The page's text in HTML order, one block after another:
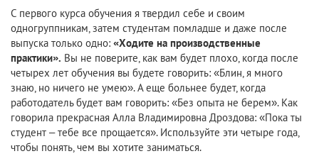
С первого курса обучения я твердил себе и своим
одногруппникам, затем студентам помладше и даже после
выпуска только одно: «Ходите на производственные
практики». Вы не поверите, как вам будет плохо, когда после
четырех лет обучения вы будете говорить: «Блин, я много
знаю, но ничего не умею». А еще больнее будет, когда
работодатель будет вам говорить: «Без опыта не берем». Как
говорила прекрасная Алла Владимировна Дроздова: «Пока ты
студент – тебе все прощается». Используйте эти четыре года,
чтобы понять, чем вы хотите заниматься.